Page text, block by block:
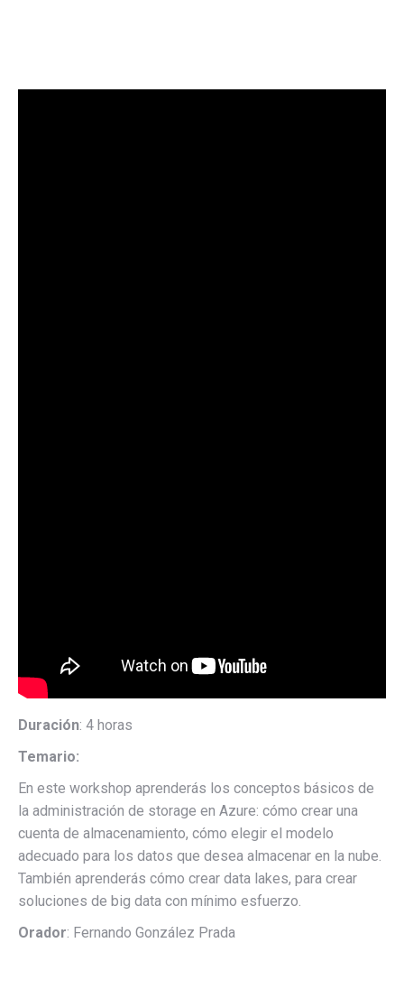
Duración: 4 horas
Temario:
En este workshop aprenderás los conceptos básicos de
la administración de storage en Azure: cómo crear una
cuenta de almacenamiento, cómo elegir el modelo
adecuado para los datos que desea almacenar en la nube.
También aprenderás cómo crear data lakes, para crear
soluciones de big data con mínimo esfuerzo.
Orador: Fernando González Prada